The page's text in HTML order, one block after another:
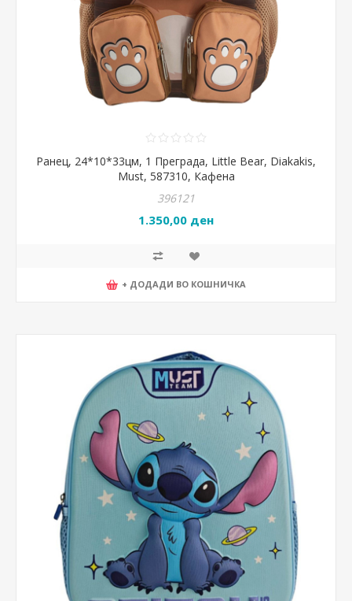
Ранец, 24*10*33цм, 1 Преграда, Little Bear, Diakakis,
Must, 587310, Кафена
396121
1.350,00 ден
+ ДОДАДИ ВО КОШНИЧКА